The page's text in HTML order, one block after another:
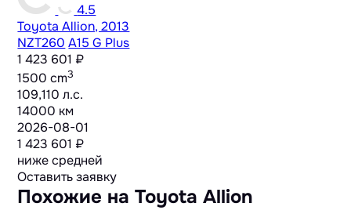
4.5
Toyota Allion, 2013
NZT260 A15 G Plus
1 423 601 ₽
1500 cm3
109,110 л.с.
14000 км
2026-08-01
1 423 601 ₽
ниже средней
Оставить заявку
Похожие на Toyota Allion